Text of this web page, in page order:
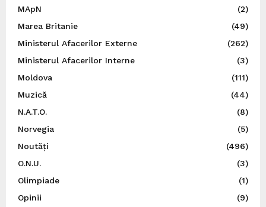
MApN
(2)
Marea Britanie
(49)
Ministerul Afacerilor Externe
(262)
Ministerul Afacerilor Interne
(3)
Moldova
(111)
Muzică
(44)
N.A.T.O.
(8)
Norvegia
(5)
Noutăți
(496)
O.N.U.
(3)
Olimpiade
(1)
Opinii
(9)